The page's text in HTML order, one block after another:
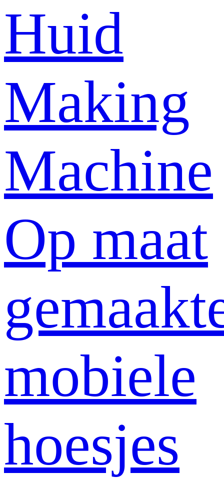
Huid
Making
Machine
Op maat
mobiele
hoesjes